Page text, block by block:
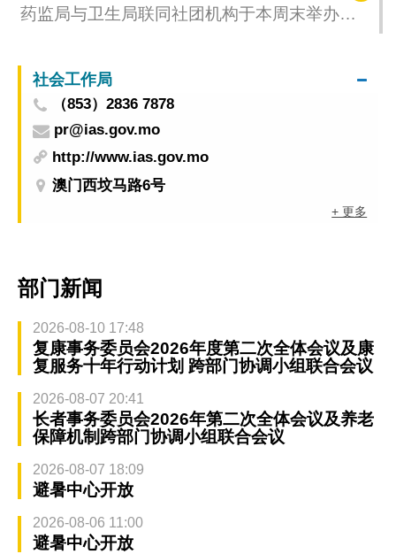
药监局与卫生局联同社团机构于本周末举办社
社会工作局
（853）2836 7878
pr@ias.gov.mo
http://www.ias.gov.mo
澳门西坟马路6号
+ 更多
部门新闻
2026-08-10 17:48
复康事务委员会2026年度第二次全体会议及康
复服务十年行动计划 跨部门协调小组联合会议
2026-08-07 20:41
长者事务委员会2026年第二次全体会议及养老
保障机制跨部门协调小组联合会议
2026-08-07 18:09
避暑中心开放
2026-08-06 11:00
避暑中心开放